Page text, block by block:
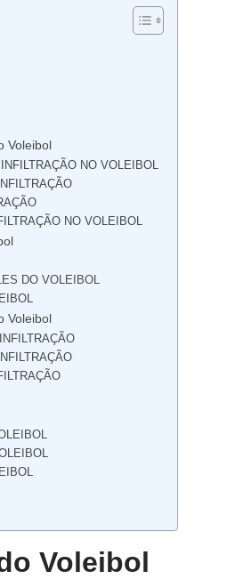
Voleibol
NO VOLEIBOL
NO VOLEIBOL
DO VOLEIBOL
Voleibol
Voleibol